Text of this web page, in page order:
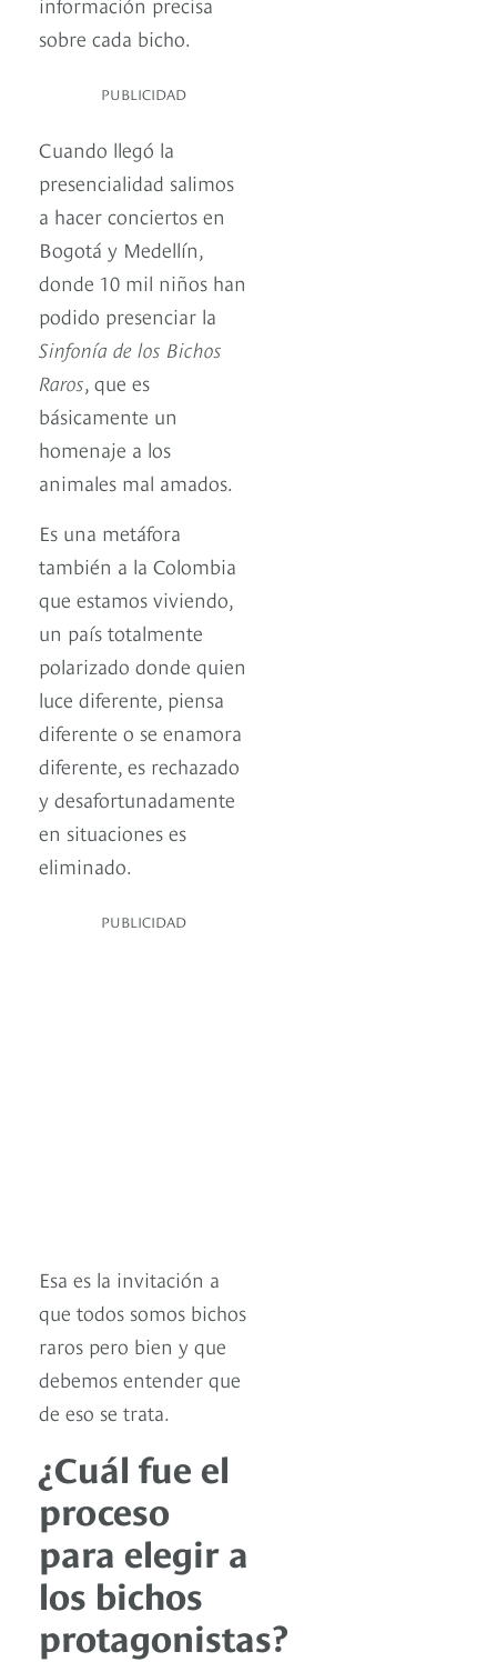
sobre cada bicho.
PUBLICIDAD
Cuando llegó la
presencialidad salimos
a hacer conciertos en
Bogotá y Medellín,
donde 10 mil niños han
podido presenciar la
Sinfonía de los Bichos
Raros, que es
básicamente un
homenaje a los
animales mal amados.
Es una metáfora
también a la Colombia
que estamos viviendo,
un país totalmente
polarizado donde quien
luce diferente, piensa
diferente o se enamora
diferente, es rechazado
y desafortunadamente
en situaciones es
eliminado.
PUBLICIDAD
Esa es la invitación a
que todos somos bichos
raros pero bien y que
debemos entender que
de eso se trata.
¿Cuál fue el
proceso
para elegir a
los bichos
protagonistas?